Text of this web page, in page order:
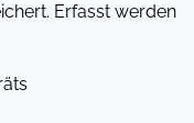
Erfasst werden